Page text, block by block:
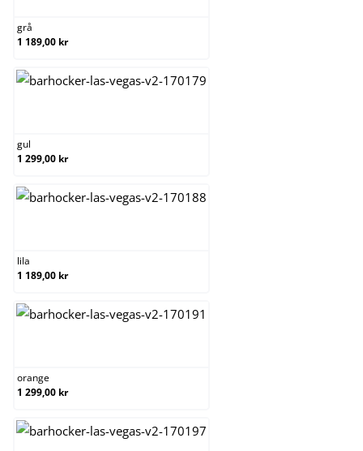
grå
1 189,00 kr
gul
1 299,00 kr
lila
1 189,00 kr
orange
1 299,00 kr